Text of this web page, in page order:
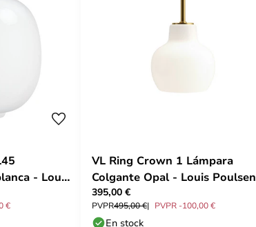
- Louis
€
VL Ring Crown 1 Lámpara
Colgante Opal - Louis Poulsen
395,00 €
PVPR495,00 € PVPR -100,00 €
En stock